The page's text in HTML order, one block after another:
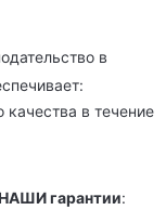
в
в течение
гарантии: